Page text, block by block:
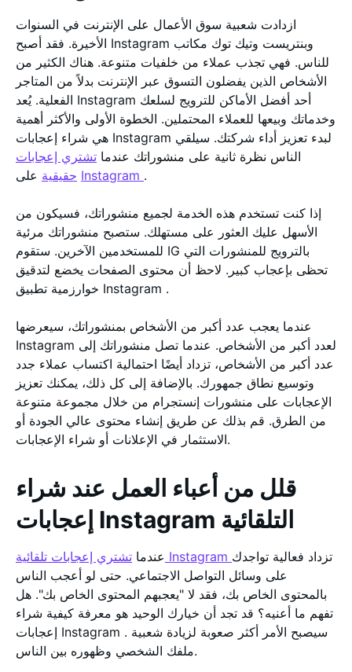
ازدادت شعبية سوق الأعمال على الإنترنت في السنوات
الأخيرة. فقد أصبح Instagram وبنتريست وتيك توك مكاتب
للناس. فهي تجذب عملاء من خلفيات متنوعة. هناك الكثير من
الأشخاص الذين يفضلون التسوق عبر الإنترنت بدلاً من المتاجر
الفعلية. يُعد Instagram أحد أفضل الأماكن للترويج لسلعك
وخدماتك وبيعها للعملاء المحتملين. الخطوة الأولى والأكثر أهمية
هي شراء إعجابات Instagram لبدء تعزيز أداء شركتك. سيلقي
الناس نظرة ثانية على منشوراتك عندما تشتري إعجابات
حقيقية Instagram .
إذا كنت تستخدم هذه الخدمة لجميع منشوراتك، فسيكون من
الأسهل عليك العثور على مستهلك. ستصبح منشوراتك مرئية
للمستخدمين الآخرين. ستقوم IG بالترويج للمنشورات التي
تحظى بإعجاب كبير. لاحظ أن محتوى الصفحات يخضع لتدقيق
خوارزمية تطبيق Instagram .
عندما يعجب عدد أكبر من الأشخاص بمنشوراتك، سيعرضها
Instagram لعدد أكبر من الأشخاص. عندما تصل منشوراتك إلى
عدد أكبر من الأشخاص، تزداد أيضًا احتمالية اكتساب عملاء جدد
وتوسيع نطاق جمهورك. بالإضافة إلى كل ذلك، يمكنك تعزيز
الإعجابات على منشورات إنستجرام من خلال مجموعة متنوعة
من الطرق. قم بذلك عن طريق إنشاء محتوى عالي الجودة أو
الاستثمار في الإعلانات أو شراء الإعجابات.
قلل من أعباء العمل عند شراء
إعجابات Instagram التلقائية
عندما تشتري إعجابات تلقائية Instagram تزداد فعالية تواجدك
على وسائل التواصل الاجتماعي. حتى لو أعجب الناس
بالمحتوى الخاص بك، فقد لا "يعجبهم المحتوى الخاص بك". هل
تفهم ما أعنيه؟ قد تجد أن خيارك الوحيد هو معرفة كيفية شراء
إعجابات Instagram . سيصبح الأمر أكثر صعوبة لزيادة شعبية
ملفك الشخصي وظهوره بين الناس.